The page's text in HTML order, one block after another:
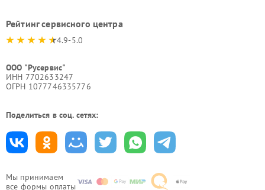
Мы принимаем
все формы оплаты
Рейтинг сервисного центра
4.9-5.0
ООО "Русервис"
ИНН 7702633247
ОГРН 1077746335776
Поделиться в соц. сетях: